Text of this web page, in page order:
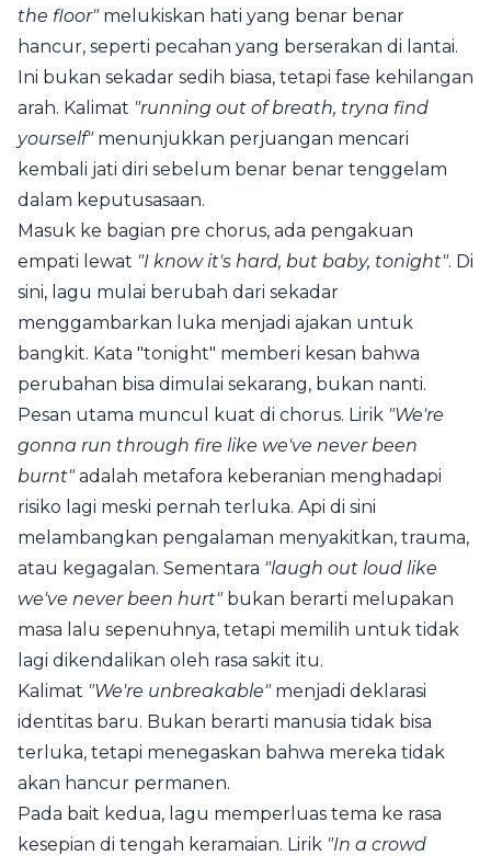
the floor"melukiskan hati yang benar benar
hancur, seperti pecahan yang berserakan di lantai.
Ini bukan sekadar sedih biasa, tetapi fase kehilangan
arah. Kalimat "running out of breath, tryna find
yourself"menunjukkan perjuangan mencari
kembali jati diri sebelum benar benar tenggelam
dalam keputusasaan.
Masuk ke bagian pre chorus, ada pengakuan
empati lewat "I know it's hard, but baby, tonight". Di
sini, lagu mulai berubah dari sekadar
menggambarkan luka menjadi ajakan untuk
bangkit. Kata "tonight" memberi kesan bahwa
perubahan bisa dimulai sekarang, bukan nanti.
Pesan utama muncul kuat di chorus. Lirik "We're
gonna run through fire like we've never been
burnt"adalah metafora keberanian menghadapi
risiko lagi meski pernah terluka. Api di sini
melambangkan pengalaman menyakitkan, trauma,
atau kegagalan. Sementara "laugh out loud like
we've never been hurt"bukan berarti melupakan
masa lalu sepenuhnya, tetapi memilih untuk tidak
lagi dikendalikan oleh rasa sakit itu.
Kalimat "We're unbreakable"menjadi deklarasi
identitas baru. Bukan berarti manusia tidak bisa
terluka, tetapi menegaskan bahwa mereka tidak
akan hancur permanen.
Pada bait kedua, lagu memperluas tema ke rasa
kesepian di tengah keramaian. Lirik "In a crowd